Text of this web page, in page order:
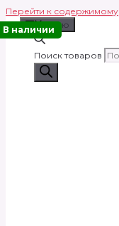
Перейти к содержимому
Меню
Поиск товаров
В наличии